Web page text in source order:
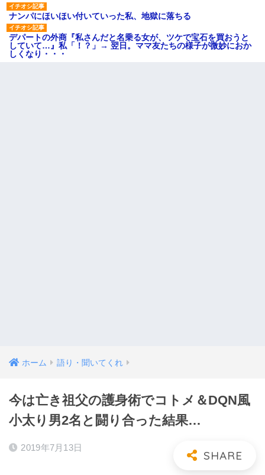
ナンパにほいほい付いていった私、地獄に落ちる
デパートの外商『私さんだと名乗る女が、ツケで宝石を買おうと
していて…』私「！？」→ 翌日。ママ友たちの様子が微妙におか
しくなり・・・
ホーム 語り・聞いてくれ
今は亡き祖父の護身術でコトメ＆DQN風
小太り男2名と闘り合った結果…
2019年7月13日